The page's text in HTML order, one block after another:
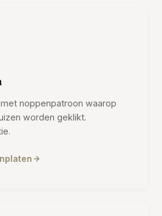
noppenpatroon waarop
worden geklikt.